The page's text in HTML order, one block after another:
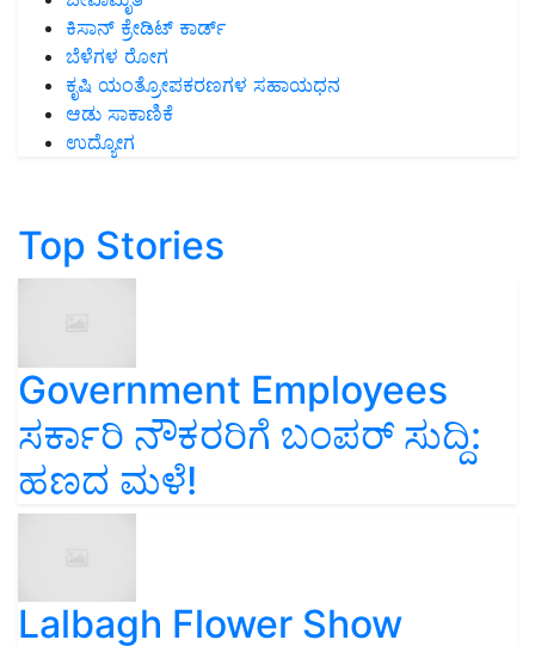
ಕಿಸಾನ್ ಕ್ರೇಡಿಟ್ ಕಾರ್ಡ್
ಬೆಳೆಗಳ ರೋಗ
ಕೃಷಿ ಯಂತ್ರೋಪಕರಣಗಳ ಸಹಾಯಧನ
ಆಡು ಸಾಕಾಣಿಕೆ
ಉದ್ಯೋಗ
Top Stories
Government Employees
ಸರ್ಕಾರಿ ನೌಕರರಿಗೆ ಬಂಪರ್‌ ಸುದ್ದಿ:
ಹಣದ ಮಳೆ!
Lalbagh Flower Show